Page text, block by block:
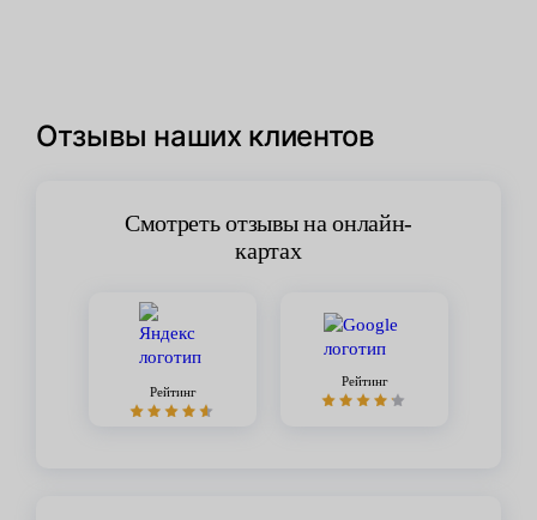
Отзывы наших клиентов
Смотреть отзывы на онлайн-
картах
Рейтинг
Рейтинг